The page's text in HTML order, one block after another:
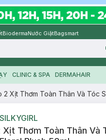
BiodermaNước GiặtBagsmart
CLINIC & SPA DERMAHAIR
2 Xịt Thơm Toàn Thân Và Tóc
Xịt Thơm Toàn Thân Và